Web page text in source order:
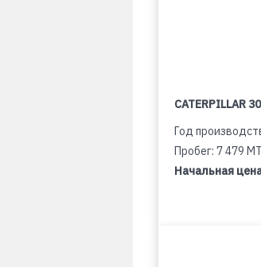
CATERPILLAR
Год
Пробег: 7 479
Начальная